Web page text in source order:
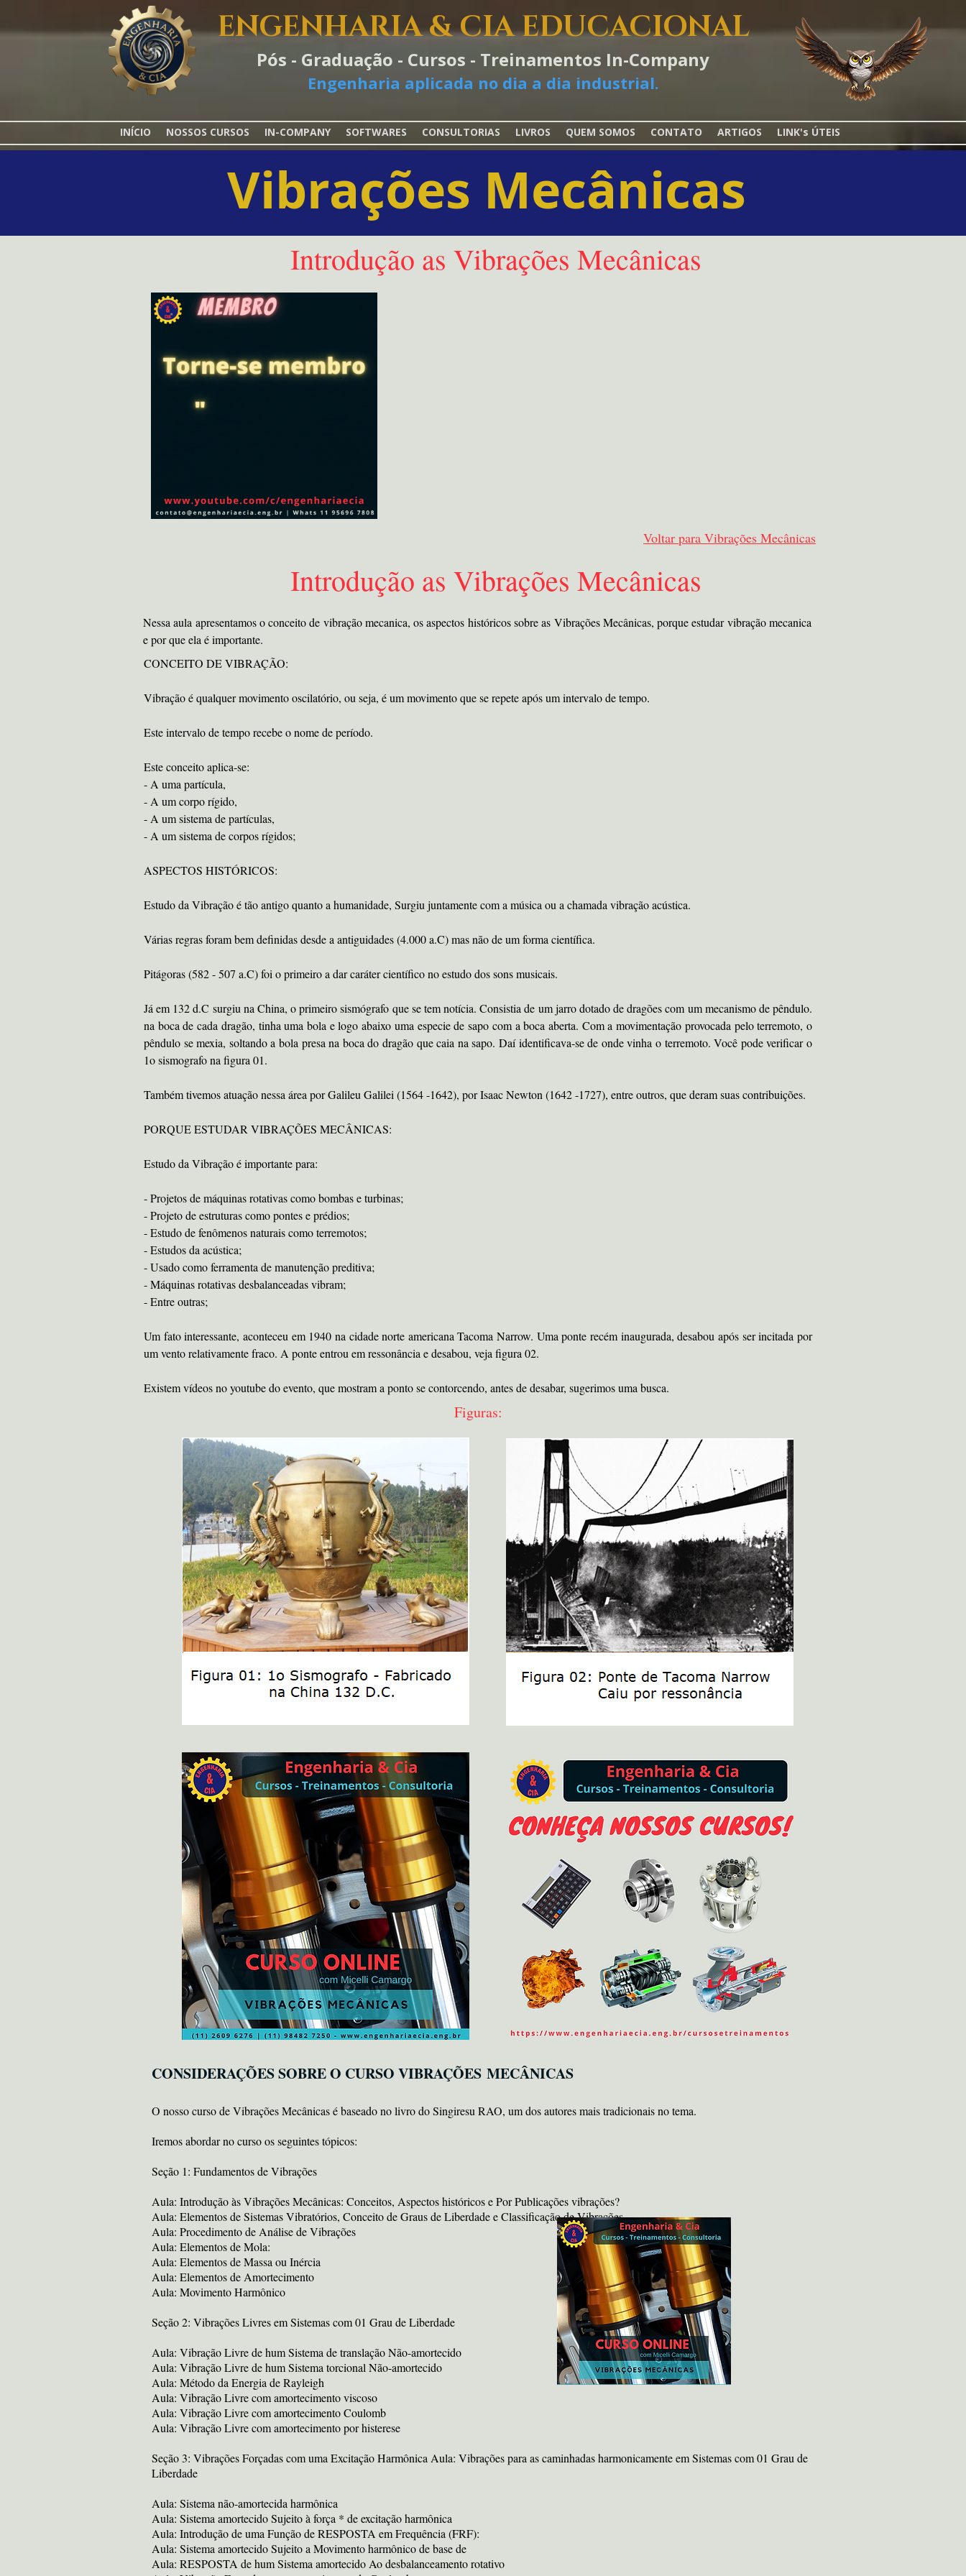
ENGENHARIA & CIA EDUCACIONAL
Pós - Graduação - Cursos - Treinamentos In-Company
Engenharia aplicada no dia a dia industrial.
INÍCIO NOSSOS CURSOS IN-COMPANY SOFTWARES CONSULTORIAS LIVROS QUEM SOMOS CONTATO ARTIGOS LINK's ÚTEIS
Vibrações Mecânicas
Introdução as Vibrações Mecânicas
Voltar para Vibrações Mecânicas
CONSIDERAÇÕES SOBRE O CURSO VIBRAÇÕES MECÂNICAS
O nosso curso de Vibrações Mecânicas é baseado no livro do Singiresu RAO, um dos autores mais tradicionais no tema.
Iremos abordar no curso os seguintes tópicos:
Seção 1: Fundamentos de Vibrações
Aula: Introdução às Vibrações Mecânicas: Conceitos, Aspectos históricos e Por Publicações vibrações?
Aula: Elementos de Sistemas Vibratórios, Conceito de Graus de Liberdade e Classificação de Vibrações.
Aula: Procedimento de Análise de Vibrações
Aula: Elementos de Mola:
Aula: Elementos de Massa ou Inércia
Aula: Elementos de Amortecimento
Aula: Movimento Harmônico
Seção 2: Vibrações Livres em Sistemas com 01 Grau de Liberdade
Aula: Vibração Livre de hum Sistema de translação Não-amortecido
Aula: Vibração Livre de hum Sistema torcional Não-amortecido
Aula: Método da Energia de Rayleigh
Aula: Vibração Livre com amortecimento viscoso
Aula: Vibração Livre com amortecimento Coulomb
Aula: Vibração Livre com amortecimento por histerese
Seção 3: Vibrações Forçadas com uma Excitação Harmônica Aula: Vibrações para as caminhadas harmonicamente em Sistemas com 01 Grau de
Liberdade
Aula: Sistema não-amortecida harmônica
Aula: Sistema amortecido Sujeito à força * de excitação harmônica
Aula: Introdução de uma Função de RESPOSTA em Frequência (FRF):
Aula: Sistema amortecido Sujeito a Movimento harmônico de base de
Aula: RESPOSTA de hum Sistema amortecido Ao desbalanceamento rotativo
Introdução as Vibrações Mecânicas
Nessa aula apresentamos o conceito de vibração mecanica, os aspectos históricos sobre as Vibrações Mecânicas, porque estudar vibração mecanica
e por que ela é importante.
CONCEITO DE VIBRAÇÃO:
Vibração é qualquer movimento oscilatório, ou seja, é um movimento que se repete após um intervalo de tempo.
Este intervalo de tempo recebe o nome de período.
Este conceito aplica-se:
- A uma partícula,
- A um corpo rígido,
- A um sistema de partículas,
- A um sistema de corpos rígidos;
ASPECTOS HISTÓRICOS:
Estudo da Vibração é tão antigo quanto a humanidade, Surgiu juntamente com a música ou a chamada vibração acústica.
Várias regras foram bem definidas desde a antiguidades (4.000 a.C) mas não de um forma científica.
Pitágoras (582 - 507 a.C) foi o primeiro a dar caráter científico no estudo dos sons musicais.
Já em 132 d.C surgiu na China, o primeiro sismógrafo que se tem notícia. Consistia de um jarro dotado de dragões com um mecanismo de pêndulo.
na boca de cada dragão, tinha uma bola e logo abaixo uma especie de sapo com a boca aberta. Com a movimentação provocada pelo terremoto, o
pêndulo se mexia, soltando a bola presa na boca do dragão que caia na sapo. Daí identificava-se de onde vinha o terremoto. Você pode verificar o
1o sismografo na figura 01.
Também tivemos atuação nessa área por Galileu Galilei (1564 -1642), por Isaac Newton (1642 -1727), entre outros, que deram suas contribuições.
PORQUE ESTUDAR VIBRAÇÕES MECÂNICAS:
Estudo da Vibração é importante para:
- Projetos de máquinas rotativas como bombas e turbinas;
- Projeto de estruturas como pontes e prédios;
- Estudo de fenômenos naturais como terremotos;
- Estudos da acústica;
- Usado como ferramenta de manutenção preditiva;
- Máquinas rotativas desbalanceadas vibram;
- Entre outras;
Um fato interessante, aconteceu em 1940 na cidade norte americana Tacoma Narrow. Uma ponte recém inaugurada, desabou após ser incitada por
um vento relativamente fraco. A ponte entrou em ressonância e desabou, veja figura 02.
Existem vídeos no youtube do evento, que mostram a ponto se contorcendo, antes de desabar, sugerimos uma busca.
Figuras: